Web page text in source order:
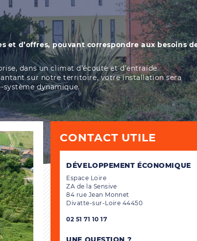
et d’offres, pouvant correspondre aux besoins
dans un climat d’écoute et d’entraide
sur notre territoire, votre installation sera
système dynamique.
CONTACT UTILE
DÉVELOPPEMENT ÉCONOMIQUE
Espace Loire
ZA de la Sensive
84 rue Jean Monnet
Divatte-sur-Loire 44450
02 51 71 10 17